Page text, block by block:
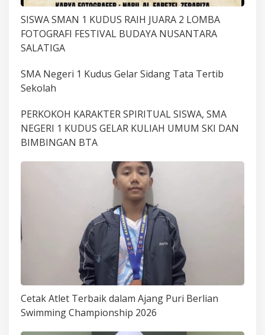
SISWA SMAN 1 KUDUS RAIH JUARA 2 LOMBA
FOTOGRAFI FESTIVAL BUDAYA NUSANTARA
SALATIGA
SMA Negeri 1 Kudus Gelar Sidang Tata Tertib
Sekolah
PERKOKOH KARAKTER SPIRITUAL SISWA, SMA
NEGERI 1 KUDUS GELAR KULIAH UMUM SKI DAN
BIMBINGAN BTA
Cetak Atlet Terbaik dalam Ajang Puri Berlian
Swimming Championship 2026